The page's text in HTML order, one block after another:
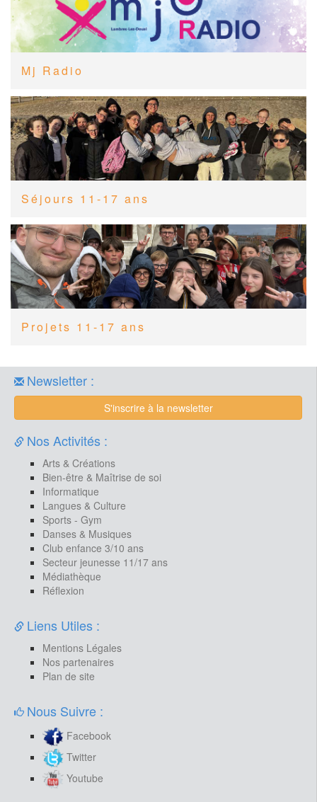
Mj Radio
Séjours 11-17 ans
Projets 11-17 ans
Newsletter :
S'inscrire à la newsletter
Nos Activités :
Arts & Créations
Bien-être & Maîtrise de soi
Informatique
Langues & Culture
Sports - Gym
Danses & Musiques
Club enfance 3/10 ans
Secteur jeunesse 11/17 ans
Médiathèque
Réflexion
Liens Utiles :
Mentions Légales
Nos partenaires
Plan de site
Nous Suivre :
Facebook
Twitter
Youtube